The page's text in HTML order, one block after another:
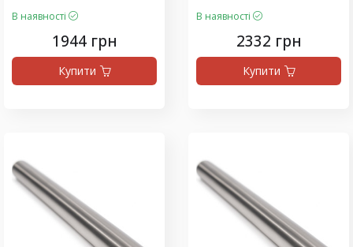
В наявності
1944 грн
Купити
В наявності
2332 грн
Купити